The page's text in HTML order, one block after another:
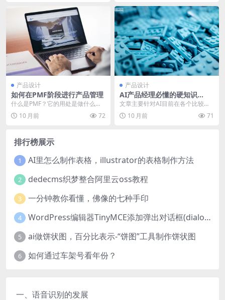
产品设计
如何在PMF阶段进行产品管理
什么是PMF？它的用处是做什么的
呢？下面这篇文章是 笔者从不要学
习传统经验、从正...
10 月前 72
产品设计
AI产品经理必懂的硬知识
（一）：应用领域篇
文章主要针对AI目前在各个比较热
门领域的应用现状展开了梳理与分
析，包含：计算机视...
10 月前 71
排行榜展示
1 AI里怎么制作表格，illustrator的表格制作方法
2 dedecms织梦整合阿里云oss教程
3 一分钟教你看懂，佛像的七种手印
4 WordPress编辑器TinyMCE添加弹出对话框(dialog)按钮的方法
5 ai做饼状图，百分比表示-“饼图”工具制作饼状图
6 如何通过车架号看年份？
一、语音识别的发展